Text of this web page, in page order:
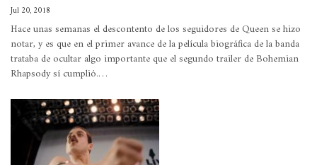
Jul 20, 2018
Hace unas semanas el descontento de los seguidores de Queen se hizo
notar, y es que en el primer avance de la película biográfica de la banda
trataba de ocultar algo importante que el segundo trailer de Bohemian
Rhapsody sí cumplió.…